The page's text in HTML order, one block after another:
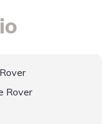
Rover